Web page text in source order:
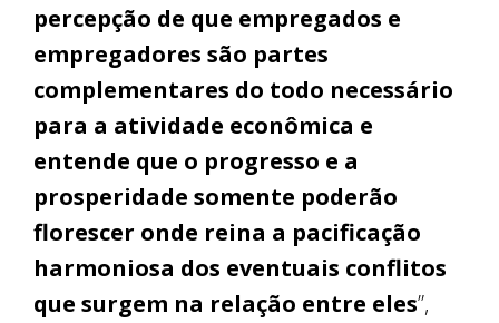
percepção de que empregados e
empregadores são partes
complementares do todo necessário
para a atividade econômica e
entende que o progresso e a
prosperidade somente poderão
florescer onde reina a pacificação
harmoniosa dos eventuais conflitos
que surgem na relação entre eles”,